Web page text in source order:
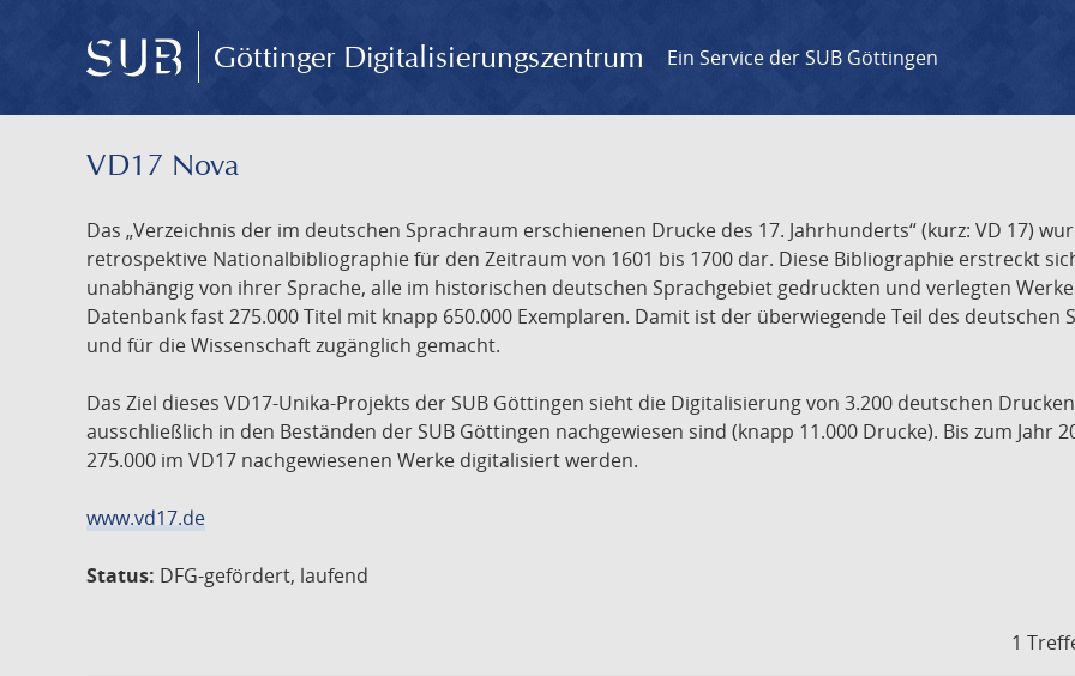
Göttinger Digitalisierungszentrum Ein Service der SUB Göttingen
VD17 Nova
Das „Verzeichnis der im deutschen Sprachraum erschienenen Drucke des 17. Jahrhunderts“ (kurz: VD 17)
retrospektive Nationalbibliographie für den Zeitraum von 1601 bis 1700 dar. Diese Bibliographie erstreckt
unabhängig von ihrer Sprache, alle im historischen deutschen Sprachgebiet gedruckten und verlegten
Datenbank fast 275.000 Titel mit knapp 650.000 Exemplaren. Damit ist der überwiegende Teil des
und für die Wissenschaft zugänglich gemacht.
Das Ziel dieses VD17-Unika-Projekts der SUB Göttingen sieht die Digitalisierung von 3.200 deutschen
ausschließlich in den Beständen der SUB Göttingen nachgewiesen sind (knapp 11.000 Drucke). Bis zum Jahr
275.000 im VD17 nachgewiesenen Werke digitalisiert werden.
www.vd17.de
Status: DFG-gefördert, laufend
1